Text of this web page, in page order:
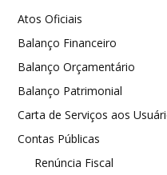
Atos Oficiais
Balanço Financeiro
Balanço Orçamentário
Balanço Patrimonial
Carta de Serviços aos
Contas Públicas
Renúncia Fiscal